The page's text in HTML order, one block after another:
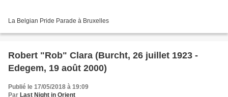
La Belgian Pride Parade à Bruxelles
Robert "Rob" Clara (Burcht, 26 juillet 1923 -
Edegem, 19 août 2000)
Publié le 17/05/2018 à 19:09
Par Last Night in Orient